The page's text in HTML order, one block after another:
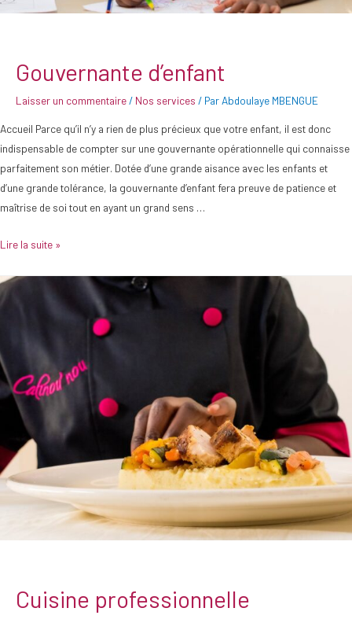
Gouvernante d’enfant
Laisser un commentaire/ Nos services / Par Abdoulaye MBENGUE
Accueil Parce qu’il n’y a rien de plus précieux que votre enfant, il est donc
indispensable de compter sur une gouvernante opérationnelle qui connaisse
parfaitement son métier. Dotée d’une grande aisance avec les enfants et
d’une grande tolérance, la gouvernante d’enfant fera preuve de patience et
maîtrise de soi tout en ayant un grand sens …
Lire la suite »
Cuisine professionnelle